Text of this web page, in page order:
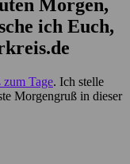
Morgen,
ich Euch,
Tage. Ich stelle
Morgengruß in dieser